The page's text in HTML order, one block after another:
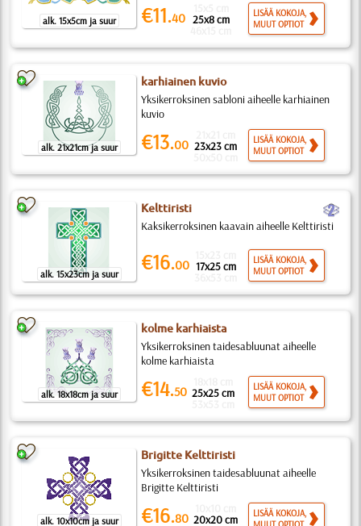
alk. 15x5cm ja suur €11.40 25x8 cm
LISÄÄ KOKOJA,
MUUT OPTIOT
alk. 21x21cm ja suur
karhiainen kuvio
Yksikerroksinen sabloni aiheelle karhiainen
kuvio
€13.00 23x23 cm
LISÄÄ KOKOJA,
MUUT OPTIOT
alk. 15x23cm ja suur
Kelttiristi b
Kaksikerroksinen kaavain aiheelle Kelttiristi
€16.00 17x25 cm
LISÄÄ KOKOJA,
MUUT OPTIOT
alk. 18x18cm ja suur
kolme karhiaista
Yksikerroksinen taidesabluunat aiheelle
kolme karhiaista
€14.50 25x25 cm
LISÄÄ KOKOJA,
MUUT OPTIOT
alk. 10x10cm ja suur
Brigitte Kelttiristi
Yksikerroksinen taidesabluunat aiheelle
Brigitte Kelttiristi
€16.80 20x20 cm
LISÄÄ KOKOJA,